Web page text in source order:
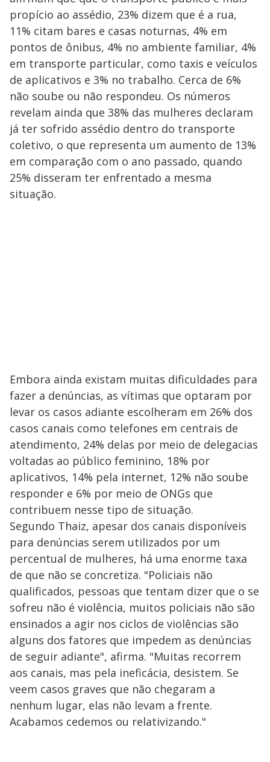
propício ao assédio, 23% dizem que é a rua,
11% citam bares e casas noturnas, 4% em
pontos de ônibus, 4% no ambiente familiar, 4%
em transporte particular, como taxis e veículos
de aplicativos e 3% no trabalho. Cerca de 6%
não soube ou não respondeu. Os números
revelam ainda que 38% das mulheres declaram
já ter sofrido assédio dentro do transporte
coletivo, o que representa um aumento de 13%
em comparação com o ano passado, quando
25% disseram ter enfrentado a mesma
situação.
Embora ainda existam muitas dificuldades para
fazer a denúncias, as vítimas que optaram por
levar os casos adiante escolheram em 26% dos
casos canais como telefones em centrais de
atendimento, 24% delas por meio de delegacias
voltadas ao público feminino, 18% por
aplicativos, 14% pela internet, 12% não soube
responder e 6% por meio de ONGs que
contribuem nesse tipo de situação.
Segundo Thaiz, apesar dos canais disponíveis
para denúncias serem utilizados por um
percentual de mulheres, há uma enorme taxa
de que não se concretiza. "Policiais não
qualificados, pessoas que tentam dizer que o se
sofreu não é violência, muitos policiais não são
ensinados a agir nos ciclos de violências são
alguns dos fatores que impedem as denúncias
de seguir adiante", afirma. "Muitas recorrem
aos canais, mas pela ineficácia, desistem. Se
veem casos graves que não chegaram a
nenhum lugar, elas não levam a frente.
Acabamos cedemos ou relativizando."